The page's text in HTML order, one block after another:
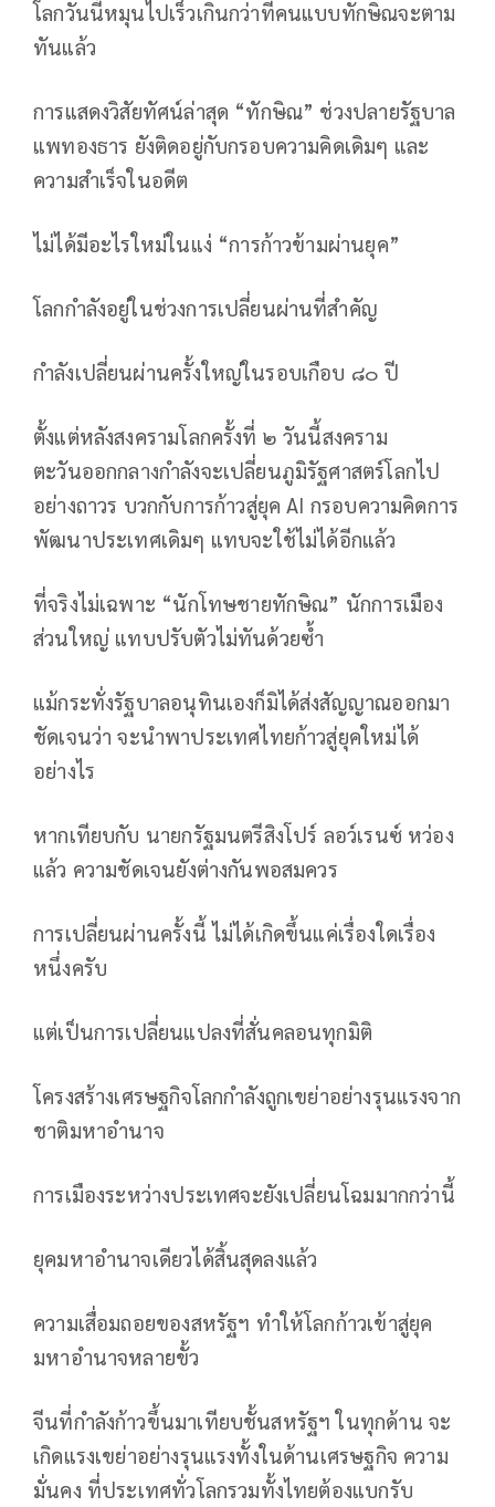
โลกวันนี้หมุนไปเร็วเกินกว่าที่คนแบบทักษิณจะตาม
ทันแล้ว
การแสดงวิสัยทัศน์ล่าสุด “ทักษิณ” ช่วงปลายรัฐบาล
แพทองธาร ยังติดอยู่กับกรอบความคิดเดิมๆ และ
ความสำเร็จในอดีต
ไม่ได้มีอะไรใหม่ในแง่ “การก้าวข้ามผ่านยุค”
โลกกำลังอยู่ในช่วงการเปลี่ยนผ่านที่สำคัญ
กำลังเปลี่ยนผ่านครั้งใหญ่ในรอบเกือบ ๘๐ ปี
ตั้งแต่หลังสงครามโลกครั้งที่ ๒ วันนี้สงคราม
ตะวันออกกลางกำลังจะเปลี่ยนภูมิรัฐศาสตร์โลกไป
อย่างถาวร บวกกับการก้าวสู่ยุค AI กรอบความคิดการ
พัฒนาประเทศเดิมๆ แทบจะใช้ไม่ได้อีกแล้ว
ที่จริงไม่เฉพาะ “นักโทษชายทักษิณ” นักการเมือง
ส่วนใหญ่ แทบปรับตัวไม่ทันด้วยซ้ำ
แม้กระทั่งรัฐบาลอนุทินเองก็มิได้ส่งสัญญาณออกมา
ชัดเจนว่า จะนำพาประเทศไทยก้าวสู่ยุคใหม่ได้
อย่างไร
หากเทียบกับ นายกรัฐมนตรีสิงโปร์ ลอว์เรนซ์ หว่อง
แล้ว ความชัดเจนยังต่างกันพอสมควร
การเปลี่ยนผ่านครั้งนี้ ไม่ได้เกิดขึ้นแค่เรื่องใดเรื่อง
หนึ่งครับ
แต่เป็นการเปลี่ยนแปลงที่สั่นคลอนทุกมิติ
โครงสร้างเศรษฐกิจโลกกำลังถูกเขย่าอย่างรุนแรงจาก
ชาติมหาอำนาจ
การเมืองระหว่างประเทศจะยังเปลี่ยนโฉมมากกว่านี้
ยุคมหาอำนาจเดียวได้สิ้นสุดลงแล้ว
ความเสื่อมถอยของสหรัฐฯ ทำให้โลกก้าวเข้าสู่ยุค
มหาอำนาจหลายขั้ว
จีนที่กำลังก้าวขึ้นมาเทียบชั้นสหรัฐฯ ในทุกด้าน จะ
เกิดแรงเขย่าอย่างรุนแรงทั้งในด้านเศรษฐกิจ ความ
มั่นคง ที่ประเทศทั่วโลกรวมทั้งไทยต้องแบกรับ